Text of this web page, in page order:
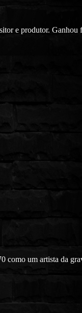
e produtor. Ganhou
como um artista da